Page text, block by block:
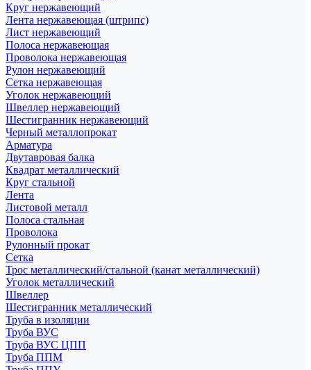
Круг нержавеющий
Лента нержавеющая (штрипс)
Лист нержавеющий
Полоса нержавеющая
Проволока нержавеющая
Рулон нержавеющий
Сетка нержавеющая
Уголок нержавеющий
Швеллер нержавеющий
Шестигранник нержавеющий
Черный металлопрокат
Арматура
Двутавровая балка
Квадрат металлический
Круг стальной
Лента
Листовой металл
Полоса стальная
Проволока
Рулонный прокат
Сетка
Трос металлический/стальной (канат металлический)
Уголок металлический
Швеллер
Шестигранник металлический
Труба в изоляции
Труба ВУС
Труба ВУС ЦПП
Труба ППМ